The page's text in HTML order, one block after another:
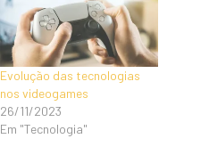
Evolução das tecnologias
nos videogames
26/11/2023
Em "Tecnologia"